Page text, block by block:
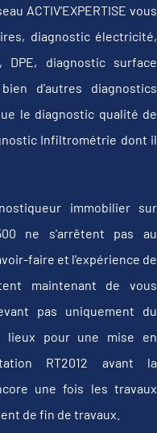
ACTIV'EXPERTISE vous
diagnostic électricité,
DPE, diagnostic surface
d'autres diagnostics
le diagnostic qualité de
Infiltrométrie dont il
immobilier sur
ne s'arrêtent pas au
faire et l'expérience de
maintenant de vous
pas uniquement du
lieux pour une mise en
RT2012 avant la
une fois les travaux
de fin de travaux.